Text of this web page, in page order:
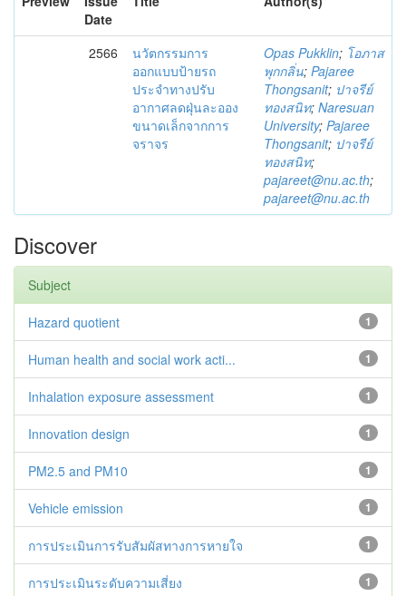
Date
2566
นวัตกรรม​การ​
ออกแบบ​ป้าย​รถ
ประจำทาง​ปรับ
อากาศ​ลดฝุ่นละออง​
ขนาดเล็กจากการ
จราจร
Opas Pukklin; โอภาส
พุกกลิ่น; Pajaree
Thongsanit; ปาจรีย์
ทองสนิท; Naresuan
University; Pajaree
Thongsanit; ปาจรีย์
ทองสนิท;
pajareet@nu.ac.th;
pajareet@nu.ac.th
Discover
Subject
1
Hazard quotient
1
Human health and social work acti...
1
Inhalation exposure assessment
1
Innovation design
1
PM2.5 and PM10
1
Vehicle emission
1
การประเมินการรับสัมผัสทางการหายใจ
1
การประเมินระดับความเสี่ยง